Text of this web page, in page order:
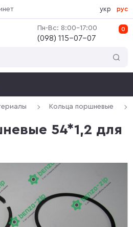
0
Пн-Вс: 8:00-17:00
(‎098) 115-07-07
укр рус
Кольца поршневые
54*1,2 для